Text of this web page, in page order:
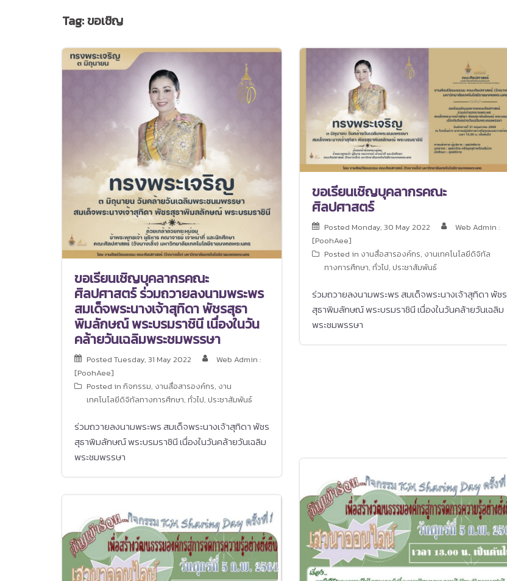
Tag:ขอเชิญ
ขอเรียนเชิญบุคลากรคณะ
ศิลปศาสตร์ ร่วมถวายลงนามพระพร
สมเด็จพระนางเจ้าสุทิดา พัชรสุธา
พิมลักษณ์ พระบรมราชินี เนื่องในวัน
คล้ายวันเฉลิมพระชมพรรษา
Posted Tuesday, 31 May 2022
Web Admin :
[PoohAee]
Posted in กิจกรรม, งานสื่อสารองค์กร, งาน
เทคโนโลยีดิจิทัลทางการศึกษา, ทั่วไป, ประชาสัมพันธ์
ร่วมถวายลงนามพระพร สมเด็จพระนางเจ้าสุทิดา พัชร
สุธาพิมลักษณ์ พระบรมราชินี เนื่องในวันคล้ายวันเฉลิม
พระชมพรรษา
ขอเรียนเชิญบุคลากรคณะ
ศิลปศาสตร์
Posted Monday, 30 May 2022
Web Admin :
[PoohAee]
Posted in งานสื่อสารองค์กร, งานเทคโนโลยีดิจิทัล
ทางการศึกษา, ทั่วไป, ประชาสัมพันธ์
ร่วมถวายลงนามพระพร สมเด็จพระนางเจ้าสุทิดา พัชร
สุธาพิมลักษณ์ พระบรมราชินี เนื่องในวันคล้ายวันเฉลิม
พระชมพรรษา